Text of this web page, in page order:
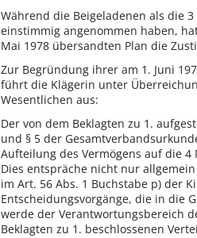
Während die Beigeladenen als die
einstimmig angenommen haben,
Mai 1978 übersandten Plan die
Zur Begründung ihrer am 1. Juni
führt die Klägerin unter
Wesentlichen aus:
Der von dem Beklagten zu 1.
und § 5 der
Aufteilung des Vermögens auf die
Dies entspräche nicht nur
im Art. 56 Abs. 1 Buchstabe p) der
Entscheidungsvorgänge, die in die
werde der Verantwortungsbereich
Beklagten zu 1. beschlossenen